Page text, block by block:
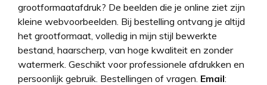
grootformaatafdruk? De beelden die je online ziet zijn
kleine webvoorbeelden. Bij bestelling ontvang je altijd
het grootformaat, volledig in mijn stijl bewerkte
bestand, haarscherp, van hoge kwaliteit en zonder
watermerk. Geschikt voor professionele afdrukken en
persoonlijk gebruik. Bestellingen of vragen. Email: